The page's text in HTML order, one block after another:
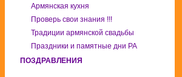
Армянская кухня
Проверь свои знания !!!
Традиции армянской свадьбы
Праздники и памятные дни РА
ПОЗДРАВЛЕНИЯ